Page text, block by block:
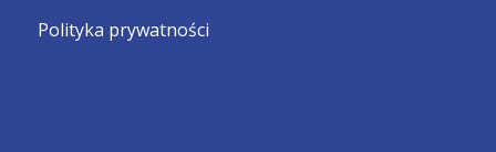
Polityka prywatności